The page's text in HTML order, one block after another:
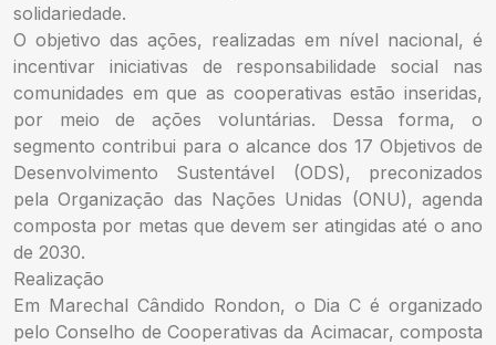
solidariedade.
O objetivo das ações, realizadas em nível nacional, é
incentivar iniciativas de responsabilidade social nas
comunidades em que as cooperativas estão inseridas,
por meio de ações voluntárias. Dessa forma, o
segmento contribui para o alcance dos 17 Objetivos de
Desenvolvimento Sustentável (ODS), preconizados
pela Organização das Nações Unidas (ONU), agenda
composta por metas que devem ser atingidas até o ano
de 2030.
Realização
Em Marechal Cândido Rondon, o Dia C é organizado
pelo Conselho de Cooperativas da Acimacar, composta